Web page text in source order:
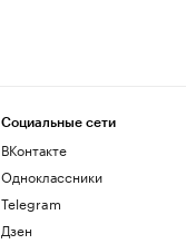
Социальные сети
ВКонтакте
Одноклассники
Telegram
Дзен